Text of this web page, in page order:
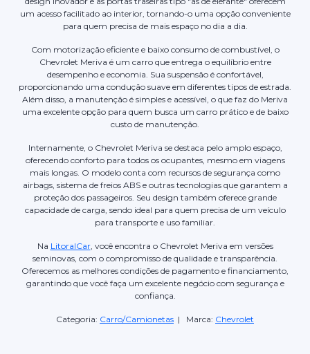
um acesso facilitado ao interior, tornando-o uma opção conveniente
para quem precisa de mais espaço no dia a dia.
Com motorização eficiente e baixo consumo de combustível, o
Chevrolet Meriva é um carro que entrega o equilíbrio entre
desempenho e economia. Sua suspensão é confortável,
proporcionando uma condução suave em diferentes tipos de estrada.
Além disso, a manutenção é simples e acessível, o que faz do Meriva
uma excelente opção para quem busca um carro prático e de baixo
custo de manutenção.
Internamente, o Chevrolet Meriva se destaca pelo amplo espaço,
oferecendo conforto para todos os ocupantes, mesmo em viagens
mais longas. O modelo conta com recursos de segurança como
airbags, sistema de freios ABS e outras tecnologias que garantem a
proteção dos passageiros. Seu design também oferece grande
capacidade de carga, sendo ideal para quem precisa de um veículo
para transporte e uso familiar.
Na LitoralCar, você encontra o Chevrolet Meriva em versões
seminovas, com o compromisso de qualidade e transparência.
Oferecemos as melhores condições de pagamento e financiamento,
garantindo que você faça um excelente negócio com segurança e
confiança.
Categoria: Carro/Camionetas | Marca: Chevrolet